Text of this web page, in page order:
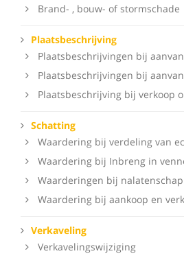
Brand- , bouw- of stormschade
Plaatsbeschrijving
Plaatsbeschrijvingen bij
Plaatsbeschrijvingen bij
Plaatsbeschrijving bij verkoop
Schatting
Waardering bij verdeling van
Waardering bij Inbreng in
Waarderingen bij nalatenschap
Waardering bij aankoop en
Verkaveling
Verkavelingswijziging